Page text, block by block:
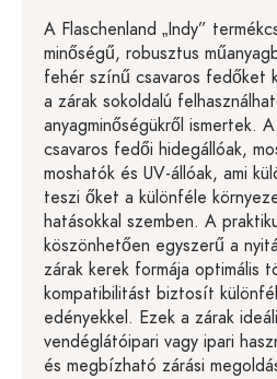
A Flaschenland „Indy”
minőségű, robusztus
fehér színű csavaros fedőket
a zárak sokoldalú
anyagminőségükről ismertek.
csavaros fedői hidegállóak,
moshatók és UV-állóak, ami
teszi őket a különféle
hatásokkal szemben. A
köszönhetően egyszerű a
zárak kerek formája optimális
kompatibilitást biztosít
edényekkel. Ezek a zárak
vendéglátóipari vagy ipari
és megbízható zárási